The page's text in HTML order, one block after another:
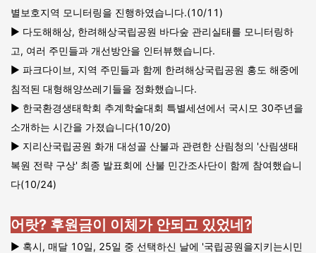
별보호지역 모니터링을 진행하였습니다.(10/11)
▶️ 다도해해상, 한려해상국립공원 바다숲 관리실태를 모니터링하
고, 여러 주민들과 개선방안을 인터뷰했습니다.
▶️ 파크다이브, 지역 주민들과 함께 한려해상국립공원 홍도 해중에
침적된 대형해양쓰레기들을 정화했습니다.
▶️ 한국환경생태학회 추계학술대회 특별세션에서 국시모 30주년을
소개하는 시간을 가졌습니다(10/20)
▶️ 지리산국립공원 화개 대성골 산불과 관련한 산림청의 '산림생태
복원 전략 구상' 최종 발표회에 산불 민간조사단이 함께 참여했습니
다(10/24)
어랏? 후원금이 이체가 안되고 있었네?
▶️ 혹시, 매달 10일, 25일 중 선택하신 날에 '국립공원을지키는시민